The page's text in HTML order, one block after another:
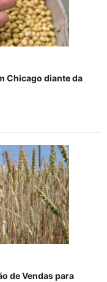
Chicago diante da
de Vendas para